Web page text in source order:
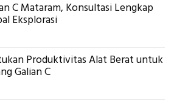
C Mataram, Konsultasi Lengkap
Eksplorasi
Produktivitas Alat Berat untuk
Galian C